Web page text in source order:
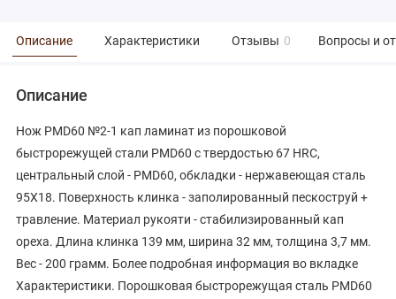
Описание Характеристики Отзывы 0 Вопросы и
Описание
Нож PMD60 №2-1 кап ламинат из порошковой
быстрорежущей стали PMD60 с твердостью 67 HRC,
центральный слой - PMD60, обкладки - нержавеющая сталь
95Х18. Поверхность клинка - заполированный пескоструй +
травление. Материал рукояти - стабилизированный кап
ореха. Длина клинка 139 мм, ширина 32 мм, толщина 3,7 мм.
Вес - 200 грамм. Более подробная информация во вкладке
Характеристики. Порошковая быстрорежущая сталь PMD60